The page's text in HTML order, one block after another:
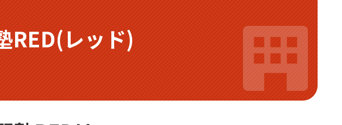
RED(レッド)